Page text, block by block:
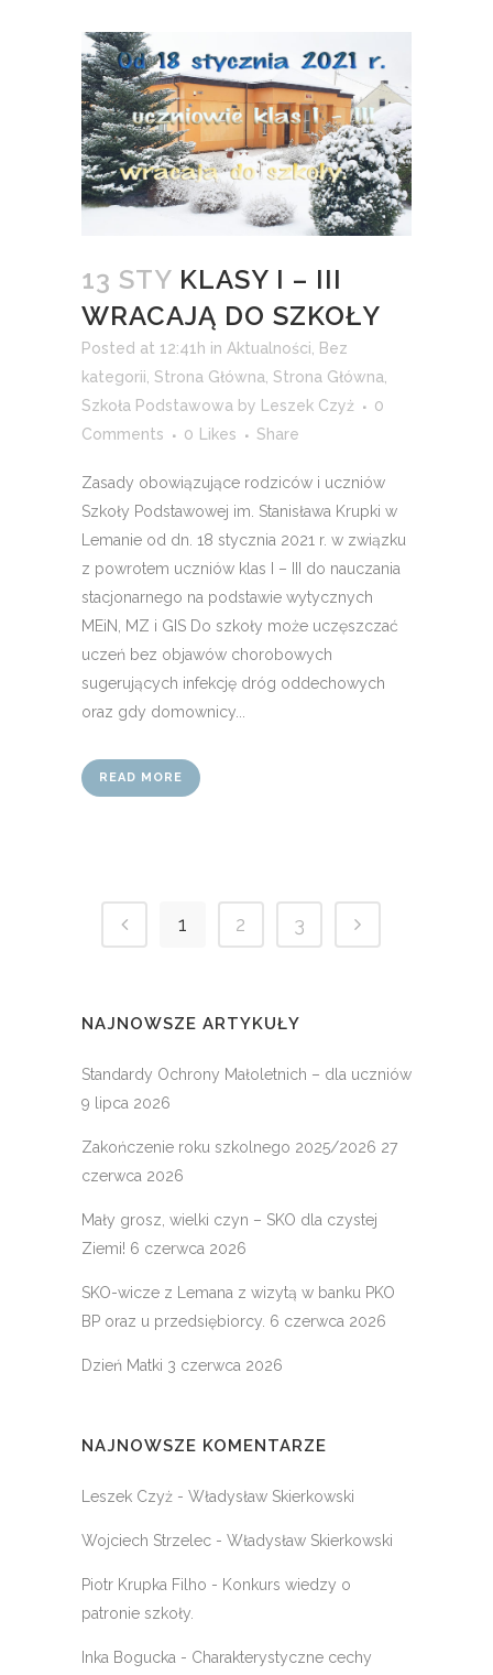
13 STY KLASY I – III
WRACAJĄ DO SZKOŁY
Posted at 12:41h in Aktualności, Bez
kategorii, Strona Główna, Strona Główna,
Szkoła Podstawowa by Leszek Czyż
0
Comments
0 Likes Share
Zasady obowiązujące rodziców i uczniów
Szkoły Podstawowej im. Stanisława Krupki w
Lemanie od dn. 18 stycznia 2021 r. w związku
z powrotem uczniów klas I – III do nauczania
stacjonarnego na podstawie wytycznych
MEiN, MZ i GIS Do szkoły może uczęszczać
uczeń bez objawów chorobowych
sugerujących infekcję dróg oddechowych
oraz gdy domownicy...
READ MORE
1 2 3
NAJNOWSZE ARTYKUŁY
Standardy Ochrony Małoletnich – dla uczniów
9 lipca 2026
Zakończenie roku szkolnego 2025/2026 27
czerwca 2026
Mały grosz, wielki czyn – SKO dla czystej
Ziemi! 6 czerwca 2026
SKO-wicze z Lemana z wizytą w banku PKO
BP oraz u przedsiębiorcy. 6 czerwca 2026
Dzień Matki 3 czerwca 2026
NAJNOWSZE KOMENTARZE
Leszek Czyż - Władysław Skierkowski
Wojciech Strzelec - Władysław Skierkowski
Piotr Krupka Filho - Konkurs wiedzy o
patronie szkoły.
Inka Bogucka - Charakterystyczne cechy